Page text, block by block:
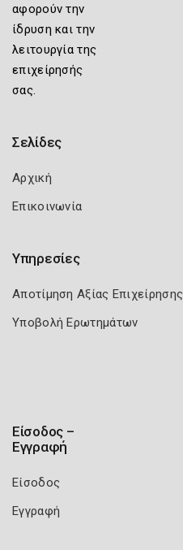
αφορούν την
ίδρυση και την
λειτουργία της
επιχείρησής
σας.
Σελίδες
Αρχική
Επικοινωνία
Υπηρεσίες
Αποτίμηση Αξίας Επιχείρησης
Υποβολή Ερωτημάτων
Είσοδος –
Εγγραφή
Είσοδος
Εγγραφή